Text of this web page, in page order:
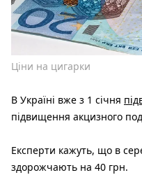
Ціни на цигарки
В Україні вже з 1 січня
підвищення акцизного
Експерти кажуть, що в
здорожчають на 40 грн.